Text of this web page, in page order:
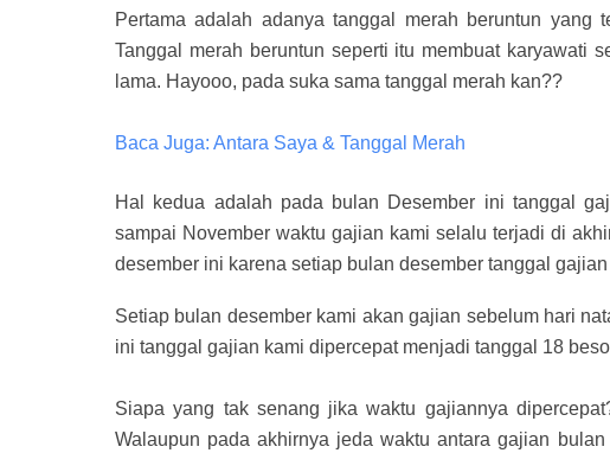
Pertama adalah adanya tanggal merah beruntun
Tanggal merah beruntun seperti itu membuat karyawati
lama. Hayooo, pada suka sama tanggal merah kan??
Baca Juga: Antara Saya & Tanggal Merah
Hal kedua adalah pada bulan Desember ini tanggal
sampai November waktu gajian kami selalu terjadi di
desember ini karena setiap bulan desember tanggal
Setiap bulan desember kami akan gajian sebelum hari
ini tanggal gajian kami dipercepat menjadi tanggal 18
Siapa yang tak senang jika waktu gajiannya
Walaupun pada akhirnya jeda waktu antara gajian